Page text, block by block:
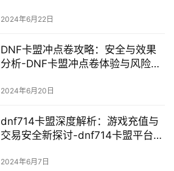
2024年6月22日
DNF卡盟冲点卷攻略：安全与效果
分析-DNF卡盟冲点卷体验与风险深
2024年6月20日
dnf714卡盟深度解析：游戏充值与
交易安全新探讨-dnf714卡盟平台安
2024年6月7日